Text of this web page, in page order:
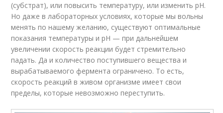
(субстрат), или повысить температуру, или изменить рН.
Но даже в лабораторных условиях, которые мы вольны
менять по нашему желанию, существуют оптимальные
показания температуры и рН — при дальнейшем
увеличении скорость реакции будет стремительно
падать. Да и количество поступившего вещества и
вырабатываемого фермента ограничено. То есть,
скорость реакций в живом организме имеет свои
пределы, которые невозможно переступить.